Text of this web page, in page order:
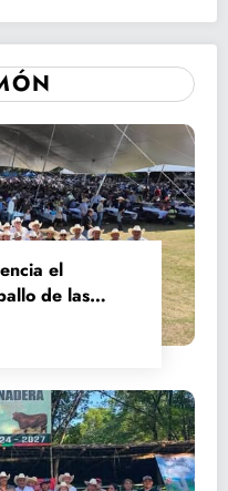
el
de las
Ana